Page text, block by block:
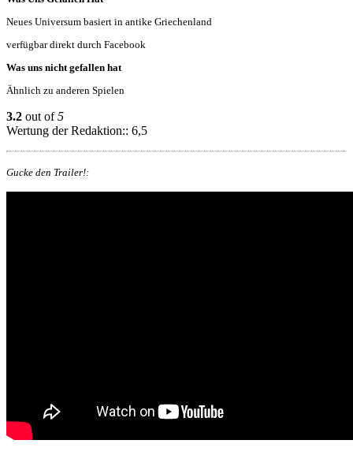
Neues Universum basiert in antike Griechenland
verfügbar direkt durch Facebook
Was uns nicht gefallen hat
Ähnlich zu anderen Spielen
3.2 out of5
Wertung der Redaktion:: 6,5
Gucke den Trailer!: